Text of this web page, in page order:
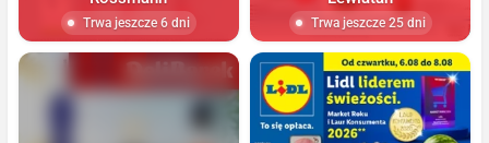
Trwa jeszcze 6 dni Trwa jeszcze 25 dni